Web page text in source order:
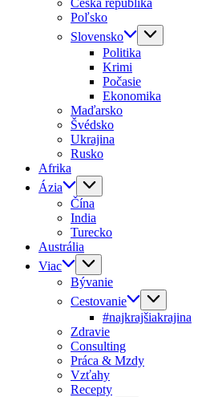
Česká republika
Poľsko
Slovensko
Politika
Krimi
Počasie
Ekonomika
Maďarsko
Švédsko
Ukrajina
Rusko
Afrika
Ázia
Čína
India
Turecko
Austrália
Viac
Bývanie
Cestovanie
#najkrajšiakrajina
Zdravie
Consulting
Práca & Mzdy
Vzťahy
Recepty